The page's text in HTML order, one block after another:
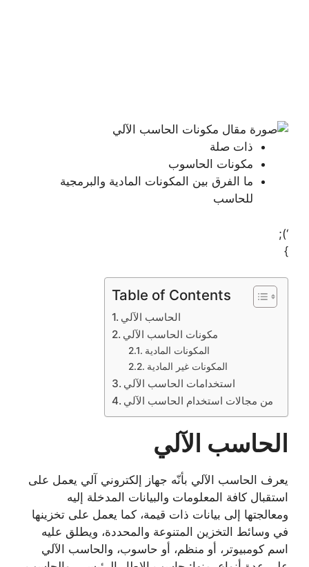
ذات صلة
مكونات الحاسوب
ما الفرق بين المكونات المادية والبرمجية
للحاسب
‘);
}
Table of Contents
الحاسب الآلي
مكونات الحاسب الآلي
المكونات المادية
المكونات غير المادية
استخدامات الحاسب الآلي
من مجالات استخدام الحاسب الآلي
الحاسب الآلي
يعرف الحاسب الآلي بأنّه جهاز إلكتروني آلي يعمل على
استقبال كافة المعلومات والبيانات المدخلة إليه
ومعالجتها إلى بيانات ذات قيمة، كما يعمل على تخزينها
في وسائط التخزين المتنوعة والمحددة، ويطلق عليه
اسم كومبيوتر، أو منظم، أو حاسوب، والحاسب الآلي